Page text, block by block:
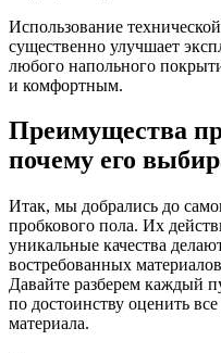
Использование
существенно улучшает
любого напольного
и комфортным.
Преимущества
почему его
Итак, мы добрались до
пробкового пола. Их
уникальные качества
востребованных
Давайте разберем каждый
по достоинству оценить
материала.